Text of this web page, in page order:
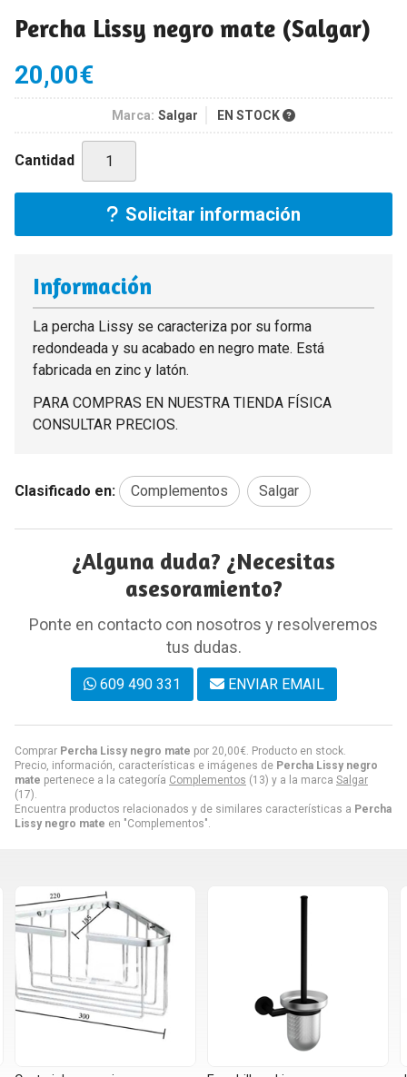
Percha Lissy negro mate (Salgar)
20,00€
Marca: Salgar EN STOCK
Cantidad
Solicitar información
Comprar Percha Lissy negro mate por 20,00€. Producto en stock.
Precio, información, características e imágenes de Percha Lissy negro
mate pertenece a la categoría Complementos (13) y a la marca Salgar
(17).
Encuentra productos relacionados y de similares características a Percha
Lissy negro mate en "Complementos".
Información
La percha Lissy se caracteriza por su forma
redondeada y su acabado en negro mate. Está
fabricada en zinc y latón.
PARA COMPRAS EN NUESTRA TIENDA FÍSICA
CONSULTAR PRECIOS.
Clasificado en: Complementos Salgar
¿Alguna duda? ¿Necesitas
asesoramiento?
Ponte en contacto con nosotros y resolveremos
tus dudas.
609 490 331 ENVIAR EMAIL